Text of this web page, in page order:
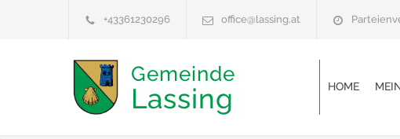
+43361230296 office@lassing.at
Gemeinde
Lassing HOME